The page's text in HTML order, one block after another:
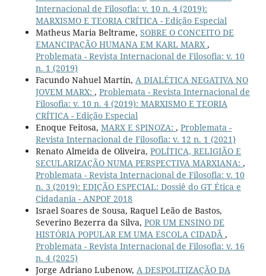
Internacional de Filosofia: v. 10 n. 4 (2019):
MARXISMO E TEORIA CRÍTICA - Edição Especial
Matheus Maria Beltrame, SOBRE O CONCEITO DE
EMANCIPAÇÃO HUMANA EM KARL MARX ,
Problemata - Revista Internacional de Filosofia: v. 10
n. 1 (2019)
Facundo Nahuel Martín, A DIALÉTICA NEGATIVA NO
JOVEM MARX: , Problemata - Revista Internacional de
Filosofia: v. 10 n. 4 (2019): MARXISMO E TEORIA
CRÍTICA - Edição Especial
Enoque Feitosa, MARX E SPINOZA: , Problemata -
Revista Internacional de Filosofia: v. 12 n. 1 (2021)
Renato Almeida de Oliveira, POLÍTICA, RELIGIÃO E
SECULARIZAÇÃO NUMA PERSPECTIVA MARXIANA: ,
Problemata - Revista Internacional de Filosofia: v. 10
n. 3 (2019): EDIÇÃO ESPECIAL: Dossiê do GT Ética e
Cidadania - ANPOF 2018
Israel Soares de Sousa, Raquel Leão de Bastos,
Severino Bezerra da Silva, POR UM ENSINO DE
HISTÓRIA POPULAR EM UMA ESCOLA CIDADÃ ,
Problemata - Revista Internacional de Filosofia: v. 16
n. 4 (2025)
Jorge Adriano Lubenow, A DESPOLITIZAÇÃO DA